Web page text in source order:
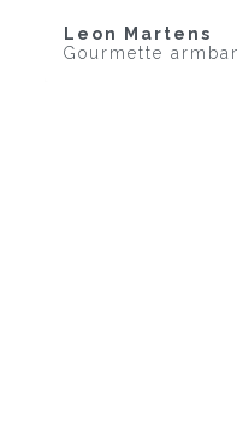
Leon Martens
Gourmette